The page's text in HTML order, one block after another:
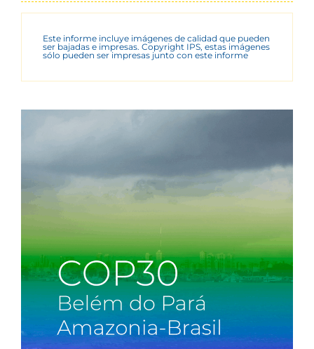
Este informe incluye imágenes de calidad que pueden
ser bajadas e impresas. Copyright IPS, estas imágenes
sólo pueden ser impresas junto con este informe